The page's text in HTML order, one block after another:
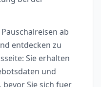
ab
entdecken zu
Sie erhalten
und
Sie sich fuer